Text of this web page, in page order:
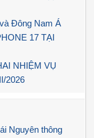
Đông Nam Á
17 TẠI
NHIỆM VỤ
2026
Nguyên thông